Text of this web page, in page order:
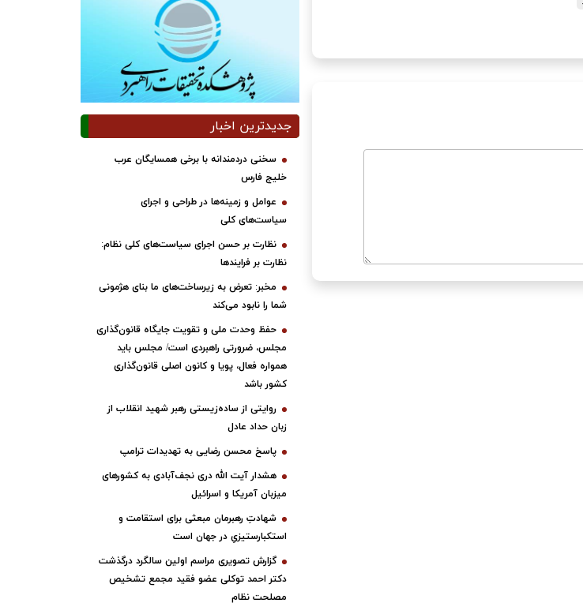
جدیدترین اخبار
سخنی دردمندانه با برخی همسایگان عرب
خلیج فارس
عوامل و زمینه‌ها در طراحی و اجرای
سیاست‌های کلی
نظارت بر حسن اجرای سیاست‌های کلی نظام:
نظارت بر فرایندها
مخبر: تعرض به زیرساخت‌های ما بنای هژمونی
شما را نابود می‌کند
حفظ وحدت ملی و تقویت جایگاه قانون‌گذاری
مجلس، ضرورتی راهبردی است/ مجلس باید
همواره فعال، پویا و کانون اصلی قانون‌گذاری
کشور باشد
روایتی از ساده‌زیستی رهبر شهید انقلاب از
زبان حداد عادل
پاسخ محسن رضایی به تهدیدات ترامپ
هشدار آیت الله دری نجف‌آبادی به کشورهای
میزبان آمریکا و اسرائیل
شهادتِ رهبرمان مبعثی برای استقامت و
استکبارستیزیِ در جهان است
گزارش تصویری مراسم اولین سالگرد درگذشت
دکتر احمد توکلی عضو فقید مجمع تشخیص
مصلحت نظام